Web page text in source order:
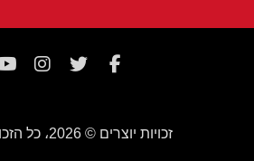
זכויות יוצרים © 2026، כל הזכויות שמורות